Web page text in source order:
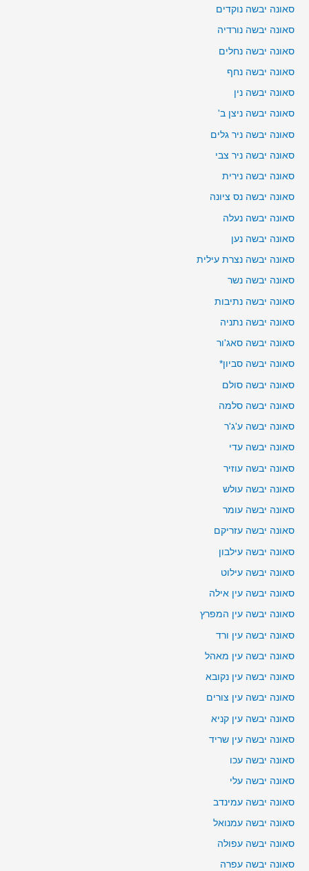
סאונה יבשה נוקדים
סאונה יבשה נורדיה
סאונה יבשה נחלים
סאונה יבשה נחף
סאונה יבשה נין
סאונה יבשה ניצן ב'
סאונה יבשה ניר גלים
סאונה יבשה ניר צבי
סאונה יבשה נירית
סאונה יבשה נס ציונה
סאונה יבשה נעלה
סאונה יבשה נען
סאונה יבשה נצרת עילית
סאונה יבשה נשר
סאונה יבשה נתיבות
סאונה יבשה נתניה
סאונה יבשה סאג'ור
סאונה יבשה סביון*
סאונה יבשה סולם
סאונה יבשה סלמה
סאונה יבשה ע'ג'ר
סאונה יבשה עדי
סאונה יבשה עוזיר
סאונה יבשה עולש
סאונה יבשה עומר
סאונה יבשה עזריקם
סאונה יבשה עילבון
סאונה יבשה עילוט
סאונה יבשה עין אילה
סאונה יבשה עין המפרץ
סאונה יבשה עין ורד
סאונה יבשה עין מאהל
סאונה יבשה עין נקובא
סאונה יבשה עין צורים
סאונה יבשה עין קניא
סאונה יבשה עין שריד
סאונה יבשה עכו
סאונה יבשה עלי
סאונה יבשה עמינדב
סאונה יבשה עמנואל
סאונה יבשה עפולה
סאונה יבשה עפרה